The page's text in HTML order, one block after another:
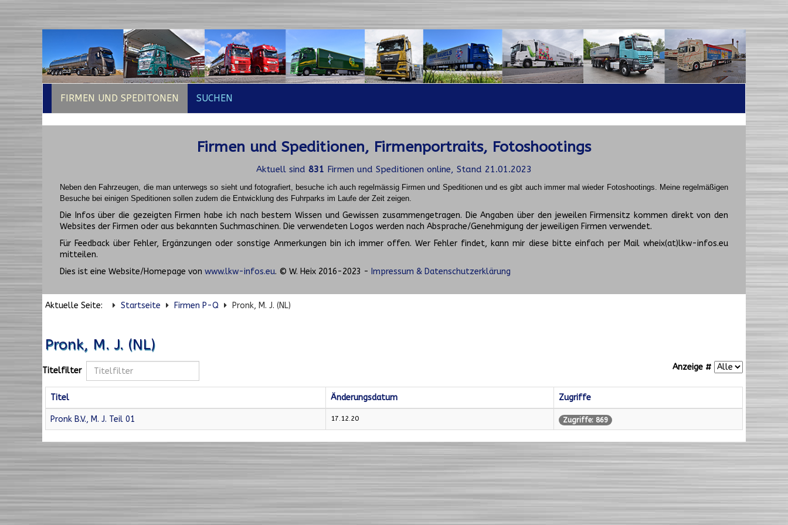
FIRMEN UND SPEDITONEN SUCHEN
Firmen und Speditionen, Firmenportraits, Fotoshootings
Aktuell sind 831 Firmen und Speditionen online, Stand 21.01.2023
Neben den Fahrzeugen, die man unterwegs so sieht und fotografiert, besuche ich auch regelmässig Firmen und Speditionen und es gibt auch immer mal wieder Fotoshootings. Meine regelmäßigen
Besuche bei einigen Speditionen sollen zudem die Entwicklung des Fuhrparks im Laufe der Zeit zeigen.
Die Infos über die gezeigten Firmen habe ich nach bestem Wissen und Gewissen zusammengetragen. Die Angaben über den jeweilen Firmensitz kommen direkt von den
Websites der Firmen oder aus bekannten Suchmaschinen. Die verwendeten Logos werden nach Absprache/Genehmigung der jeweiligen Firmen verwendet.
Für Feedback über Fehler, Ergänzungen oder sonstige Anmerkungen bin ich immer offen. Wer Fehler findet, kann mir diese bitte einfach per Mail wheix(at)lkw-infos.eu
mitteilen.
Dies ist eine Website/Homepage von www.lkw-infos.eu. © W. Heix 2016-2023 - Impressum & Datenschutzerklärung
Aktuelle Seite: Startseite Firmen P-Q Pronk, M. J. (NL)
Pronk, M. J. (NL)
Titelfilter Anzeige #
Titel Änderungsdatum Zugriffe
Pronk B.V., M. J. Teil 01 17.12.20 Zugriffe: 869